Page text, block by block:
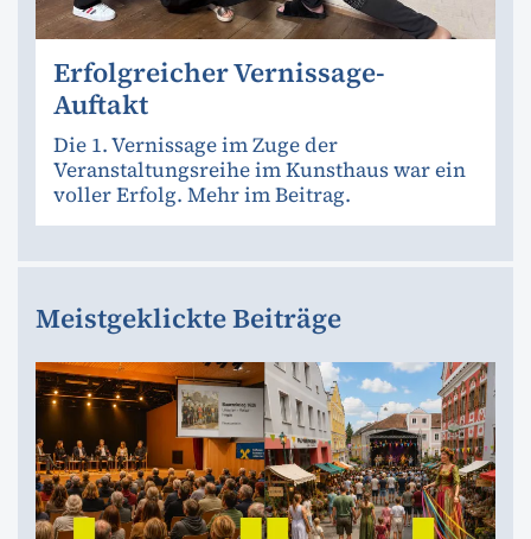
Erfolgreicher Vernissage-
Auftakt
Die 1. Vernissage im Zuge der
Veranstaltungsreihe im Kunsthaus war ein
voller Erfolg. Mehr im Beitrag.
Meistgeklickte Beiträge